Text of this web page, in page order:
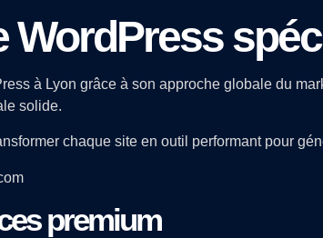
WordPress
à Lyon grâce à son approche globale du
solide.
chaque site en outil performant pour
premium